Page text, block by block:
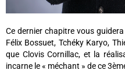
Ce dernier chapitre vous
Félix Bossuet, Tchéky Karyo,
que Clovis Cornillac, et la
incarne le « méchant » de ce